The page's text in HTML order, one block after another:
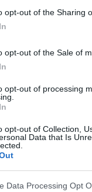
opt-out of the Sharing
opt-out of the Sale of
opt-out of processing
opt-out of Collection,
Data that Is
Data Processing Opt
w czasie
skrzep krwi i plamie
robić. Nigdy nie
jechacnia do
i wszystkie badania
3 miesiace temu,
zwiększone
ustabilizowało
takie problemy?